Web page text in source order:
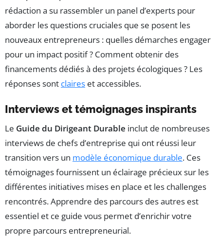
rédaction a su rassembler un panel d’experts pour
aborder les questions cruciales que se posent les
nouveaux entrepreneurs : quelles démarches engager
pour un impact positif ? Comment obtenir des
financements dédiés à des projets écologiques ? Les
réponses sont claires et accessibles.
Interviews et témoignages inspirants
Le Guide du Dirigeant Durable inclut de nombreuses
interviews de chefs d’entreprise qui ont réussi leur
transition vers un modèle économique durable. Ces
témoignages fournissent un éclairage précieux sur les
différentes initiatives mises en place et les challenges
rencontrés. Apprendre des parcours des autres est
essentiel et ce guide vous permet d’enrichir votre
propre parcours entrepreneurial.